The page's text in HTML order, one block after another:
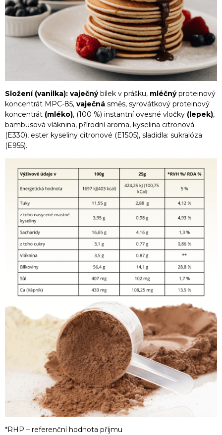
Složení (vanilka): vaječnýbílek v prášku, mléčnýproteinový
koncentrát MPC-85, vaječná směs, syrovátkový proteinový
koncentrát (mléko), (100 %) instantní ovesné vločky (lepek),
bambusová vláknina, přírodní aroma, kyselina citronová
(E330), ester kyseliny citronové (E1505), sladidla: sukralóza
(E955).
*RHP – referenční hodnota příjmu